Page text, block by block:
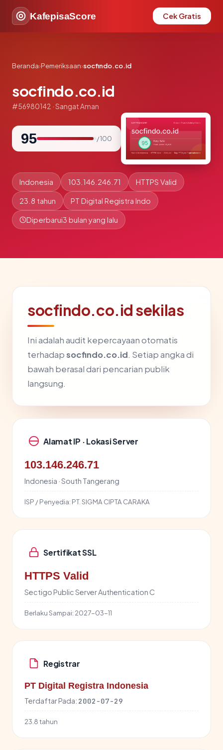
KafepisaScore Cek Gratis
Beranda›Pemeriksaan›socfindo.co.id
socfindo.co.id
#56980142 · Sangat Aman
95 / 100
Indonesia 103.146.246.71 HTTPS Valid
23.8 tahun PT Digital Registra Indo
Diperbarui3 bulan yang lalu
socfindo.co.id sekilas
Ini adalah audit kepercayaan otomatis
terhadapsocfindo.co.id. Setiap angka di
bawah berasal dari pencarian publik
langsung.
Alamat IP · Lokasi Server
103.146.246.71
Indonesia · South Tangerang
ISP / Penyedia: PT. SIGMA CIPTA CARAKA
Sertifikat SSL
HTTPS Valid
Sectigo Public Server Authentication C
Berlaku Sampai: 2027-03-11
Registrar
PT Digital Registra Indonesia
Terdaftar Pada: 2002-07-29
23.8 tahun